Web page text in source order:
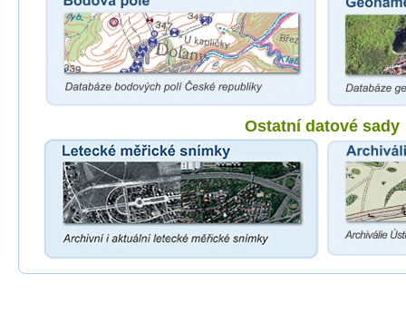
Ostatní datové sady